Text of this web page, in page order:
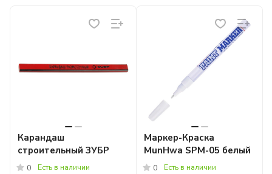
Карандаш
строительный ЗУБР
0 Есть в наличии
Маркер-Краска
MunHwa SPM-05 белый
0 Есть в наличии